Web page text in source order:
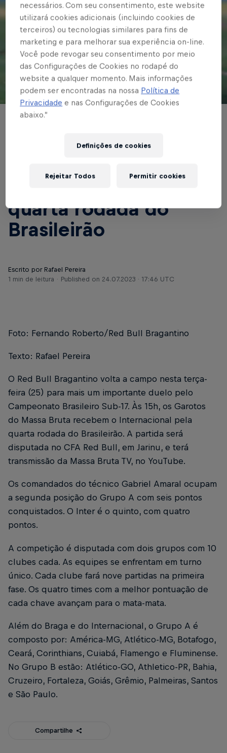
© Red Bull Bragantino
Sub-17 do Braga
recebe o
quarta rodada do
Brasileirão
Escrito por Rafael Pereira
1 min de leitura
Published on 24.07.2023 · 17:46 UTC
Foto: Fernando Roberto/Red Bull Bragantino
Texto: Rafael Pereira
O Red Bull Bragantino volta a campo nesta terça-
feira (25) para mais um importante duelo pelo
Campeonato Brasileiro Sub-17. Às 15h, os Garotos
do Massa Bruta recebem o Internacional pela
quarta rodada do Brasileirão. A partida será
disputada no CFA Red Bull, em Jarinu, e terá
transmissão da Massa Bruta TV, no YouTube.
Os comandados do técnico Gabriel Amaral ocupam
a segunda posição do Grupo A com seis pontos
conquistados. O Inter é o quinto, com quatro
pontos.
A competição é disputada com dois grupos com 10
clubes cada. As equipes se enfrentam em turno
único. Cada clube fará nove partidas na primeira
fase. Os quatro times com a melhor pontuação de
cada chave avançam para o mata-mata.
Além do Braga e do Internacional, o Grupo A é
composto por: América-MG, Atlético-MG, Botafogo,
Ceará, Corinthians, Cuiabá, Flamengo e Fluminense.
No Grupo B estão: Atlético-GO, Athletico-PR, Bahia,
Cruzeiro, Fortaleza, Goiás, Grêmio, Palmeiras, Santos
e São Paulo.
Compartilhe
necessários. Com seu consentimento, este website
utilizará cookies adicionais (incluindo cookies de
terceiros) ou tecnologias similares para fins de
marketing e para melhorar sua experiência on-line.
Você pode revogar seu consentimento por meio
das Configurações de Cookies no rodapé do
website a qualquer momento. Mais informações
podem ser encontradas na nossa Política de
Privacidade e nas Configurações de Cookies
abaixo.”
Definições de cookies
Rejeitar Todos Permitir cookies